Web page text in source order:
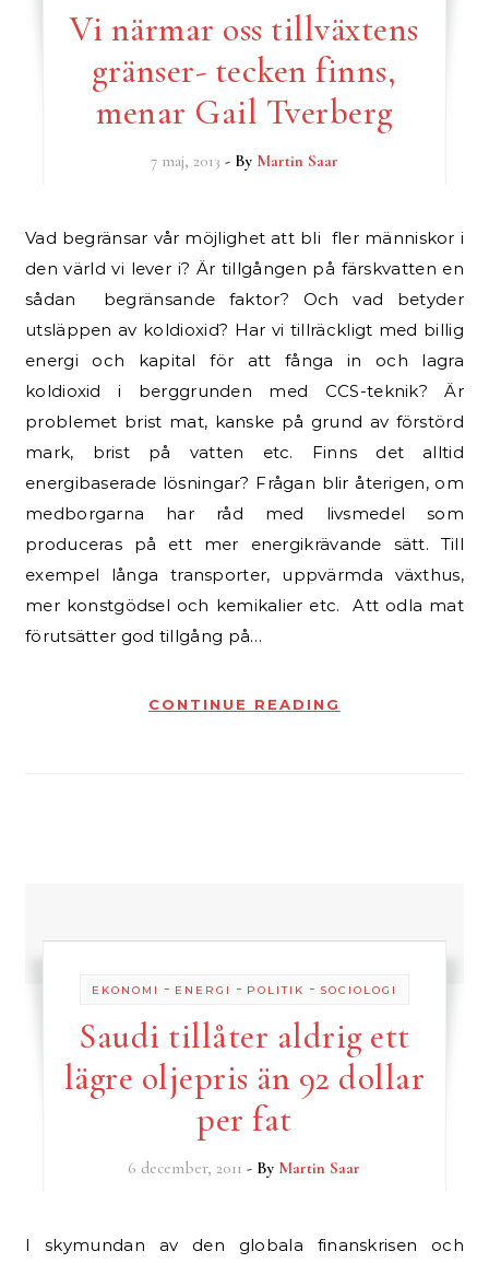
Vi närmar oss tillväxtens
gränser- tecken finns,
menar Gail Tverberg
7 maj, 2013 - By Martin Saar
Vad begränsar vår möjlighet att bli fler människor i
den värld vi lever i? Är tillgången på färskvatten en
sådan begränsande faktor? Och vad betyder
utsläppen av koldioxid? Har vi tillräckligt med billig
energi och kapital för att fånga in och lagra
koldioxid i berggrunden med CCS-teknik? Är
problemet brist mat, kanske på grund av förstörd
mark, brist på vatten etc. Finns det alltid
energibaserade lösningar? Frågan blir återigen, om
medborgarna har råd med livsmedel som
produceras på ett mer energikrävande sätt. Till
exempel långa transporter, uppvärmda växthus,
mer konstgödsel och kemikalier etc. Att odla mat
förutsätter god tillgång på…
CONTINUE READING
EKONOMI - ENERGI - POLITIK - SOCIOLOGI
Saudi tillåter aldrig ett
lägre oljepris än 92 dollar
per fat
6 december, 2011 - By Martin Saar
I skymundan av den globala finanskrisen och